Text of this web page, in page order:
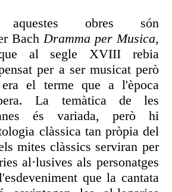
aquestes obres són
Bach Dramma per Musica,
que al segle XVIII rebia
per a ser musicat però
el terme que a l'època
La temàtica de les
és variada, però hi
clàssica tan pròpia del
mites clàssics serviran per
al·lusives als personatges
que la cantata